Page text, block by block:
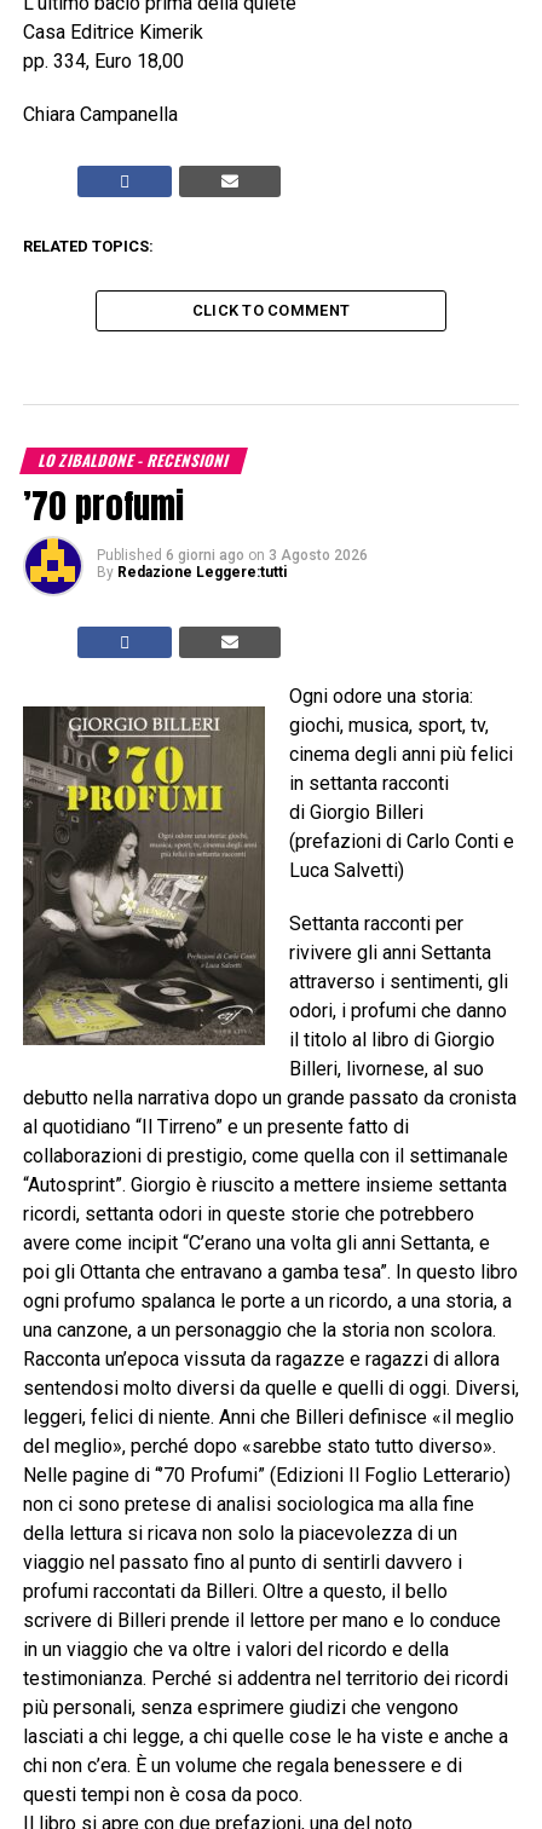
Casa Editrice Kimerik
pp. 334, Euro 18,00
Chiara Campanella
RELATED TOPICS:
CLICK TO COMMENT
LO ZIBALDONE - RECENSIONI
’70 profumi
Published 6 giorni ago on 3 Agosto 2026
By Redazione Leggere:tutti
Ogni odore una storia:
giochi, musica, sport, tv,
cinema degli anni più felici
in settanta racconti
di Giorgio Billeri
(prefazioni di Carlo Conti e
Luca Salvetti)
Settanta racconti per
rivivere gli anni Settanta
attraverso i sentimenti, gli
odori, i profumi che danno
il titolo al libro di Giorgio
Billeri, livornese, al suo
debutto nella narrativa dopo un grande passato da cronista
al quotidiano “Il Tirreno” e un presente fatto di
collaborazioni di prestigio, come quella con il settimanale
“Autosprint”. Giorgio è riuscito a mettere insieme settanta
ricordi, settanta odori in queste storie che potrebbero
avere come incipit “C’erano una volta gli anni Settanta, e
poi gli Ottanta che entravano a gamba tesa”. In questo libro
ogni profumo spalanca le porte a un ricordo, a una storia, a
una canzone, a un personaggio che la storia non scolora.
Racconta un’epoca vissuta da ragazze e ragazzi di allora
sentendosi molto diversi da quelle e quelli di oggi. Diversi,
leggeri, felici di niente. Anni che Billeri definisce «il meglio
del meglio», perché dopo «sarebbe stato tutto diverso».
Nelle pagine di “’70 Profumi” (Edizioni Il Foglio Letterario)
non ci sono pretese di analisi sociologica ma alla fine
della lettura si ricava non solo la piacevolezza di un
viaggio nel passato fino al punto di sentirli davvero i
profumi raccontati da Billeri. Oltre a questo, il bello
scrivere di Billeri prende il lettore per mano e lo conduce
in un viaggio che va oltre i valori del ricordo e della
testimonianza. Perché si addentra nel territorio dei ricordi
più personali, senza esprimere giudizi che vengono
lasciati a chi legge, a chi quelle cose le ha viste e anche a
chi non c’era. È un volume che regala benessere e di
questi tempi non è cosa da poco.
Il libro si apre con due prefazioni, una del noto